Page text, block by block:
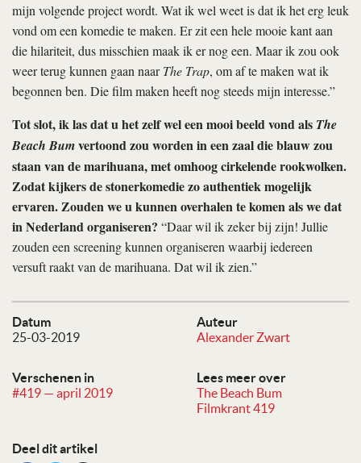
Datum
25-03-2019
Auteur
Alexander Zwart
Verschenen in
#419 — april 2019
Lees meer over
The Beach Bum
Filmkrant 419
Deel dit artikel
mijn volgende project wordt. Wat ik wel weet is dat ik het erg leuk
vond om een komedie te maken. Er zit een hele mooie kant aan
die hilariteit, dus misschien maak ik er nog een. Maar ik zou ook
weer terug kunnen gaan naarThe Trap, om af te maken wat ik
begonnen ben. Die film maken heeft nog steeds mijn interesse.”
Tot slot, ik las dat u het zelf wel een mooi beeld vond als The
Beach Bumvertoond zou worden in een zaal die blauw zou
staan van de marihuana, met omhoog cirkelende rookwolken.
Zodat kijkers de stonerkomedie zo authentiek mogelijk
ervaren. Zouden we u kunnen overhalen te komen als we dat
in Nederland organiseren? “Daar wil ik zeker bij zijn! Jullie
zouden een screening kunnen organiseren waarbij iedereen
versuft raakt van de marihuana. Dat wil ik zien.”